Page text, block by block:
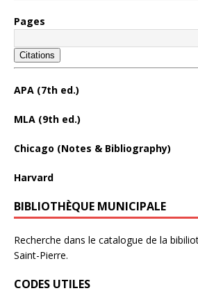
Pages
Citations
APA (7th ed.)
MLA (9th ed.)
Chicago (Notes & Bibliography)
Harvard
BIBLIOTHÈQUE MUNICIPALE
Recherche dans le catalogue de la
Saint-Pierre.
CODES UTILES